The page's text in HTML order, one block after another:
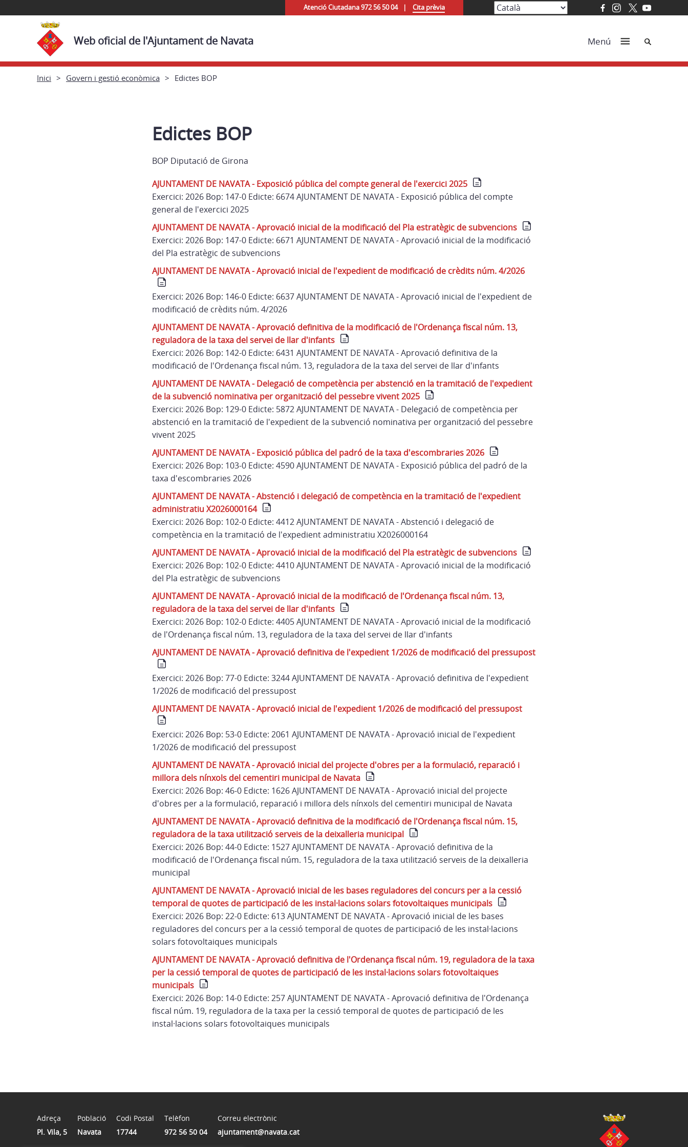
Atenció Ciutadana 972 56 50 04 Cita prèvia
Web oficial de l'Ajuntament de Navata Menú Cerca
Inici Govern i gestió econòmica Edictes BOP
Edictes BOP
BOP Diputació de Girona
AJUNTAMENT DE NAVATA - Exposició pública del compte general de l'exercici 2025
Exercici: 2026 Bop: 147-0 Edicte: 6674 AJUNTAMENT DE NAVATA - Exposició pública del compte
general de l'exercici 2025
AJUNTAMENT DE NAVATA - Aprovació inicial de la modificació del Pla estratègic de subvencions
Exercici: 2026 Bop: 147-0 Edicte: 6671 AJUNTAMENT DE NAVATA - Aprovació inicial de la modificació
del Pla estratègic de subvencions
AJUNTAMENT DE NAVATA - Aprovació inicial de l'expedient de modificació de crèdits núm. 4/2026
Exercici: 2026 Bop: 146-0 Edicte: 6637 AJUNTAMENT DE NAVATA - Aprovació inicial de l'expedient de
modificació de crèdits núm. 4/2026
AJUNTAMENT DE NAVATA - Aprovació definitiva de la modificació de l'Ordenança fiscal núm. 13,
reguladora de la taxa del servei de llar d'infants
Exercici: 2026 Bop: 142-0 Edicte: 6431 AJUNTAMENT DE NAVATA - Aprovació definitiva de la
modificació de l'Ordenança fiscal núm. 13, reguladora de la taxa del servei de llar d'infants
AJUNTAMENT DE NAVATA - Delegació de competència per abstenció en la tramitació de l'expedient
de la subvenció nominativa per organització del pessebre vivent 2025
Exercici: 2026 Bop: 129-0 Edicte: 5872 AJUNTAMENT DE NAVATA - Delegació de competència per
abstenció en la tramitació de l'expedient de la subvenció nominativa per organització del pessebre
vivent 2025
AJUNTAMENT DE NAVATA - Exposició pública del padró de la taxa d'escombraries 2026
Exercici: 2026 Bop: 103-0 Edicte: 4590 AJUNTAMENT DE NAVATA - Exposició pública del padró de la
taxa d'escombraries 2026
AJUNTAMENT DE NAVATA - Abstenció i delegació de competència en la tramitació de l'expedient
administratiu X2026000164
Exercici: 2026 Bop: 102-0 Edicte: 4412 AJUNTAMENT DE NAVATA - Abstenció i delegació de
competència en la tramitació de l'expedient administratiu X2026000164
AJUNTAMENT DE NAVATA - Aprovació inicial de la modificació del Pla estratègic de subvencions
Exercici: 2026 Bop: 102-0 Edicte: 4410 AJUNTAMENT DE NAVATA - Aprovació inicial de la modificació
del Pla estratègic de subvencions
AJUNTAMENT DE NAVATA - Aprovació inicial de la modificació de l'Ordenança fiscal núm. 13,
reguladora de la taxa del servei de llar d'infants
Exercici: 2026 Bop: 102-0 Edicte: 4405 AJUNTAMENT DE NAVATA - Aprovació inicial de la modificació
de l'Ordenança fiscal núm. 13, reguladora de la taxa del servei de llar d'infants
AJUNTAMENT DE NAVATA - Aprovació definitiva de l'expedient 1/2026 de modificació del pressupost
Exercici: 2026 Bop: 77-0 Edicte: 3244 AJUNTAMENT DE NAVATA - Aprovació definitiva de l'expedient
1/2026 de modificació del pressupost
AJUNTAMENT DE NAVATA - Aprovació inicial de l'expedient 1/2026 de modificació del pressupost
Exercici: 2026 Bop: 53-0 Edicte: 2061 AJUNTAMENT DE NAVATA - Aprovació inicial de l'expedient
1/2026 de modificació del pressupost
AJUNTAMENT DE NAVATA - Aprovació inicial del projecte d'obres per a la formulació, reparació i
millora dels nínxols del cementiri municipal de Navata
Exercici: 2026 Bop: 46-0 Edicte: 1626 AJUNTAMENT DE NAVATA - Aprovació inicial del projecte
d'obres per a la formulació, reparació i millora dels nínxols del cementiri municipal de Navata
AJUNTAMENT DE NAVATA - Aprovació definitiva de la modificació de l'Ordenança fiscal núm. 15,
reguladora de la taxa utilització serveis de la deixalleria municipal
Exercici: 2026 Bop: 44-0 Edicte: 1527 AJUNTAMENT DE NAVATA - Aprovació definitiva de la
modificació de l'Ordenança fiscal núm. 15, reguladora de la taxa utilització serveis de la deixalleria
municipal
AJUNTAMENT DE NAVATA - Aprovació inicial de les bases reguladores del concurs per a la cessió
temporal de quotes de participació de les instal·lacions solars fotovoltaiques municipals
Exercici: 2026 Bop: 22-0 Edicte: 613 AJUNTAMENT DE NAVATA - Aprovació inicial de les bases
reguladores del concurs per a la cessió temporal de quotes de participació de les instal·lacions
solars fotovoltaiques municipals
AJUNTAMENT DE NAVATA - Aprovació definitiva de l'Ordenança fiscal núm. 19, reguladora de la taxa
per la cessió temporal de quotes de participació de les instal·lacions solars fotovoltaiques
municipals
Exercici: 2026 Bop: 14-0 Edicte: 257 AJUNTAMENT DE NAVATA - Aprovació definitiva de l'Ordenança
fiscal núm. 19, reguladora de la taxa per la cessió temporal de quotes de participació de les
instal·lacions solars fotovoltaiques municipals
Adreça
Pl. Vila, 5
Població
Navata
Codi Postal
17744
Telèfon
972 56 50 04
Correu electrònic
ajuntament@navata.cat